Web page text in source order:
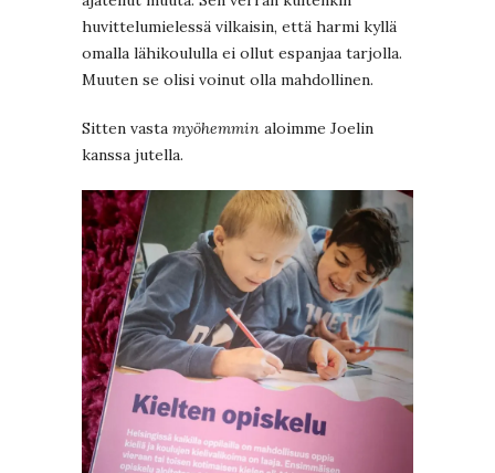
huvittelumielessä vilkaisin, että harmi kyllä
omalla lähikoululla ei ollut espanjaa tarjolla.
Muuten se olisi voinut olla mahdollinen.
Sitten vasta myöhemmin aloimme Joelin
kanssa jutella.